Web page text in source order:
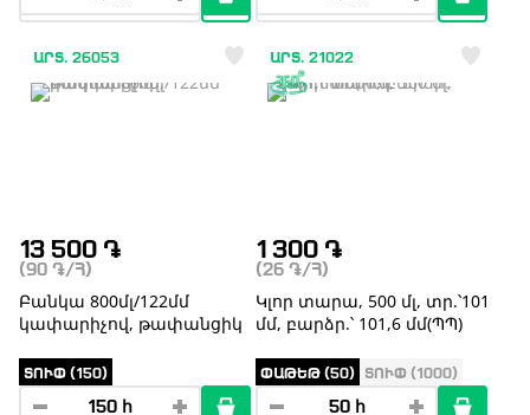
ԱՐՏ. 26053
13 500 ֏
(90 ֏ /Հ)
Բանկա 800մլ/122մմ
կափարիչով, թափանցիկ
ՏՈՒՓ (150)
ԱՐՏ. 21022
1 300 ֏
(26 ֏ /Հ)
Կլոր տարա, 500 մլ, տր.՝101
մմ, բարձր.՝ 101,6 մմ(ՊՊ)
ՓԱԹԵԹ (50) ՏՈՒՓ (1000)